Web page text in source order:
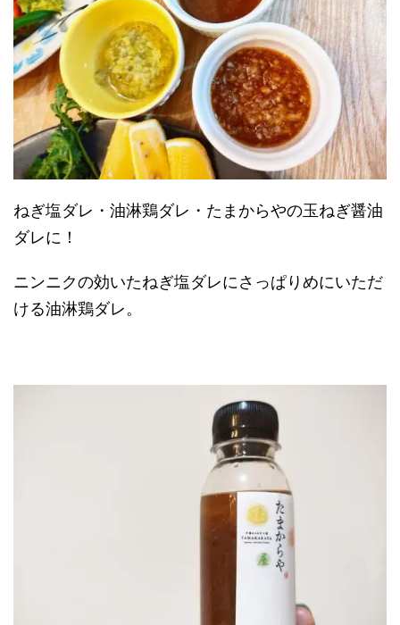
ねぎ塩ダレ・油淋鶏ダレ・たまからやの玉ねぎ醤油
ダレに！
ニンニクの効いたねぎ塩ダレにさっぱりめにいただ
ける油淋鶏ダレ。